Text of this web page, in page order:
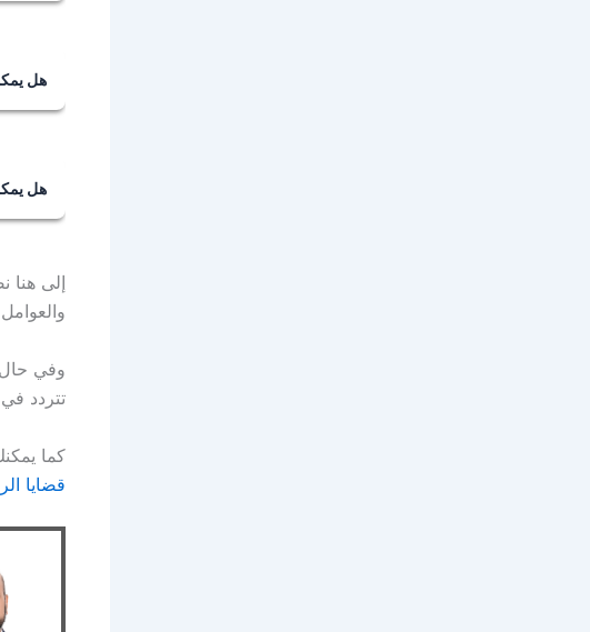
هل
هل
إلى هنا
وفي
تتردد في
كما
قضايا